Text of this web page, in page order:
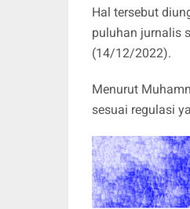
Hal tersebut
puluhan jurnalis
(14/12/2022).
Menurut
sesuai regulasi